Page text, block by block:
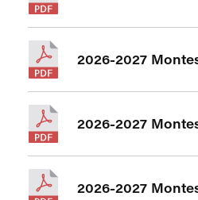
2026-2027
2026-2027
2026-2027